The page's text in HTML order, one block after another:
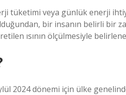
tüketimi veya günlük enerji
bir insanın belirli bir
ısının ölçülmesiyle
2024 dönemi için ülke